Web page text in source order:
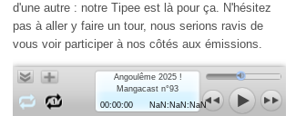
d'une autre : notre Tipee est là pour ça. N'hésitez
pas à aller y faire un tour, nous serions ravis de
vous voir participer à nos côtés aux émissions.
Angoulême 2025 !
Mangacast n°93
00:00:00
NaN:NaN:NaN